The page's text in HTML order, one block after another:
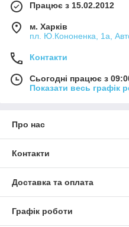
Працює з 15.02.2012
м. Харків
пл. Ю.Кононенка, 1а,
Контакти
Сьогодні працює з
Показати весь графік
Про нас
Контакти
Доставка та оплата
Графік роботи